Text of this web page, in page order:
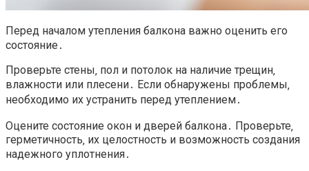
Перед началом утепления балкона важно оценить его
состояние․
Проверьте стены‚ пол и потолок на наличие трещин‚
влажности или плесени․ Если обнаружены проблемы‚
необходимо их устранить перед утеплением․
Оцените состояние окон и дверей балкона․ Проверьте‚
герметичность‚ их целостность и возможность создания
надежного уплотнения․